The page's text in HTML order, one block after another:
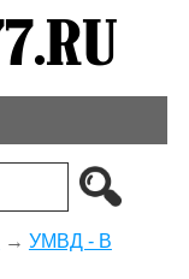
→ УМВД - В